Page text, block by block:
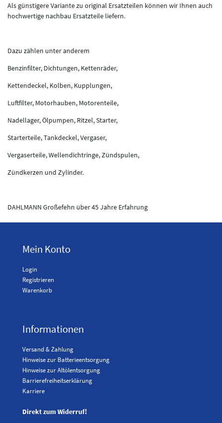
Als günstigere Variante zu original Ersatzteilen können wir Ihnen auch
hochwertige nachbau Ersatzteile liefern.
Dazu zählen unter anderem
Benzinfilter, Dichtungen, Kettenräder,
Kettendeckel, Kolben, Kupplungen,
Luftfilter, Motorhauben, Motorenteile,
Nadellager, Ölpumpen, Ritzel, Starter,
Starterteile, Tankdeckel, Vergaser,
Vergaserteile, Wellendichtringe, Zündspulen,
Zündkerzen und Zylinder.
DAHLMANN Großefehn über 45 Jahre Erfahrung
Mein Konto
Login
Registrieren
Warenkorb
Informationen
Versand & Zahlung
Hinweise zur Batterieentsorgung
Hinweise zur Altölentsorgung
Barrierefreiheitserklärung
Karriere
Direkt zum Widerruf!